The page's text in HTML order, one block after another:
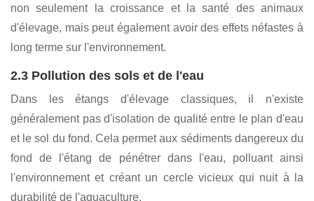
2.2 Pollution de la qualité de l'eau et
déséquilibre écologique
En aquaculture, des polluants tels que les résidus
d'aliments, les déchets agricoles, les médicaments et les
composés chimiques s'accumulent progressivement. Sans
traitement efficace, ils peuvent entraîner une eutrophisation
et un déséquilibre écologique. La pollution de l'eau affecte
non seulement la croissance et la santé des animaux
d'élevage, mais peut également avoir des effets néfastes à
long terme sur l'environnement.